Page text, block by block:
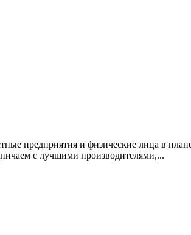
предприятия и физические лица в
с лучшими производителями,...